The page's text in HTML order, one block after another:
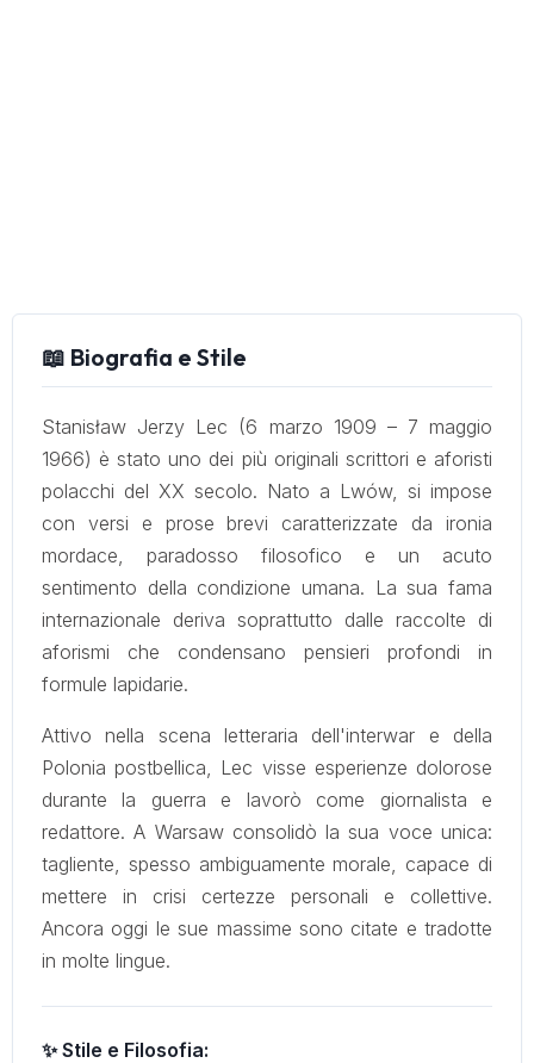
📖 Biografia e Stile
Stanisław Jerzy Lec (6 marzo 1909 – 7 maggio
1966) è stato uno dei più originali scrittori e aforisti
polacchi del XX secolo. Nato a Lwów, si impose
con versi e prose brevi caratterizzate da ironia
mordace, paradosso filosofico e un acuto
sentimento della condizione umana. La sua fama
internazionale deriva soprattutto dalle raccolte di
aforismi che condensano pensieri profondi in
formule lapidarie.
Attivo nella scena letteraria dell'interwar e della
Polonia postbellica, Lec visse esperienze dolorose
durante la guerra e lavorò come giornalista e
redattore. A Warsaw consolidò la sua voce unica:
tagliente, spesso ambiguamente morale, capace di
mettere in crisi certezze personali e collettive.
Ancora oggi le sue massime sono citate e tradotte
in molte lingue.
✨ Stile e Filosofia: